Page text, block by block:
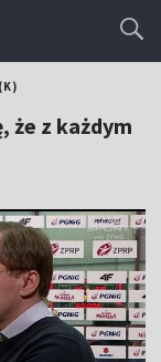
że z każdym